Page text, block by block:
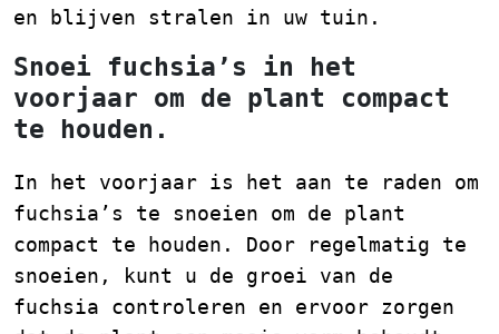
en blijven stralen in uw tuin.
Snoei fuchsia’s in het
voorjaar om de plant compact
te houden.
In het voorjaar is het aan te raden om
fuchsia’s te snoeien om de plant
compact te houden. Door regelmatig te
snoeien, kunt u de groei van de
fuchsia controleren en ervoor zorgen